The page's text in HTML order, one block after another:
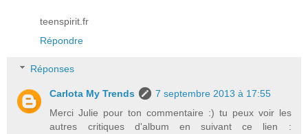
teenspirit.fr
Répondre
Réponses
Carlota My Trends
7 septembre 2013 à 17:55
Merci Julie pour ton commentaire :) tu peux voir les
autres critiques d'album en suivant ce lien :